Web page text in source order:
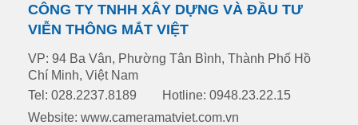
CÔNG TY TNHH XÂY DỰNG VÀ ĐẦU TƯ
VIỄN THÔNG MẮT VIỆT
VP: 94 Ba Vân, Phường Tân Bình, Thành Phố Hồ
Chí Minh, Việt Nam
Tel: 028.2237.8189
Hotline: 0948.23.22.15
Website: www.cameramatviet.com.vn